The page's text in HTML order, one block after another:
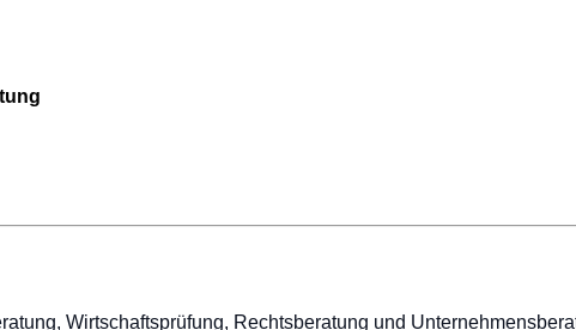
Wirtschaftsprüfung, Rechtsberatung und